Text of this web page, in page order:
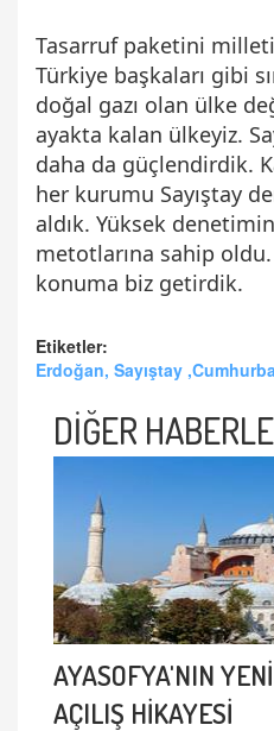
Tasarruf paketini
Türkiye başkaları gibi
doğal gazı olan ülke
ayakta kalan ülkeyiz.
daha da güçlendirdik.
her kurumu Sayıştay
aldık. Yüksek
metotlarına sahip
konuma biz getirdik.
Etiketler:
Erdoğan, Sayıştay
DİĞER
AYASOFYA'NIN
AÇILIŞ HİKAYESİ